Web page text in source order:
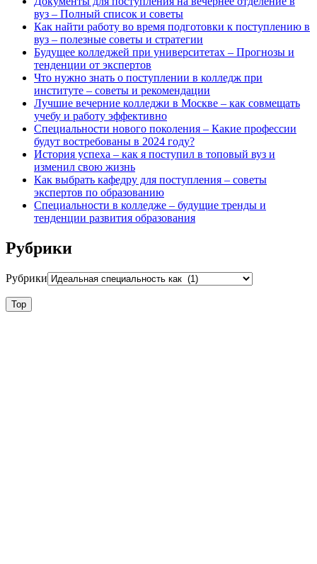
вуз – Полный список и советы
Как найти работу во время подготовки к поступлению в
вуз – полезные советы и стратегии
Будущее колледжей при университетах – Прогнозы и
тенденции от экспертов
Что нужно знать о поступлении в колледж при
институте – советы и рекомендации
Лучшие вечерние колледжи в Москве – как совмещать
учебу и работу эффективно
Специальности нового поколения – Какие профессии
будут востребованы в 2024 году?
История успеха – как я поступил в топовый вуз и
изменил свою жизнь
Как выбрать кафедру для поступления – советы
экспертов по образованию
Специальности в колледже – будущие тренды и
тенденции развития образования
Рубрики
Рубрики
Top